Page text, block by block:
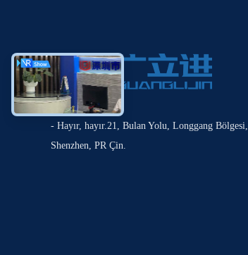
- Hayır, hayır.21, Bulan Yolu, Longgang Bölgesi,
Shenzhen, PR Çin.